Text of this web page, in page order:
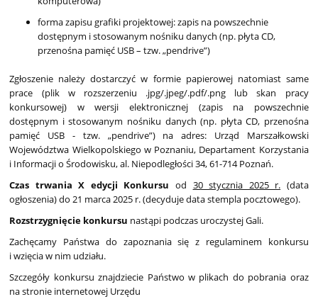
forma zapisu grafiki projektowej: zapis na powszechnie
dostępnym i stosowanym nośniku danych (np. płyta CD,
przenośna pamięć USB – tzw. „pendrive”)
Zgłoszenie należy dostarczyć w formie papierowej natomiast same
prace (plik w rozszerzeniu .jpg/.jpeg/.pdf/.png lub skan pracy
konkursowej) w wersji elektronicznej (zapis na powszechnie
dostępnym i stosowanym nośniku danych (np. płyta CD, przenośna
pamięć USB - tzw. „pendrive”) na adres: Urząd Marszałkowski
Województwa Wielkopolskiego w Poznaniu, Departament Korzystania
i Informacji o Środowisku, al. Niepodległości 34, 61-714 Poznań.
Czas trwania X edycji Konkursu od 30 stycznia 2025 r. (data
ogłoszenia) do 21 marca 2025 r. (decyduje data stempla pocztowego).
Rozstrzygnięcie konkursu nastąpi podczas uroczystej Gali.
Zachęcamy Państwa do zapoznania się z regulaminem konkursu
i wzięcia w nim udziału.
Szczegóły konkursu znajdziecie Państwo w plikach do pobrania oraz
na stronie internetowej Urzędu